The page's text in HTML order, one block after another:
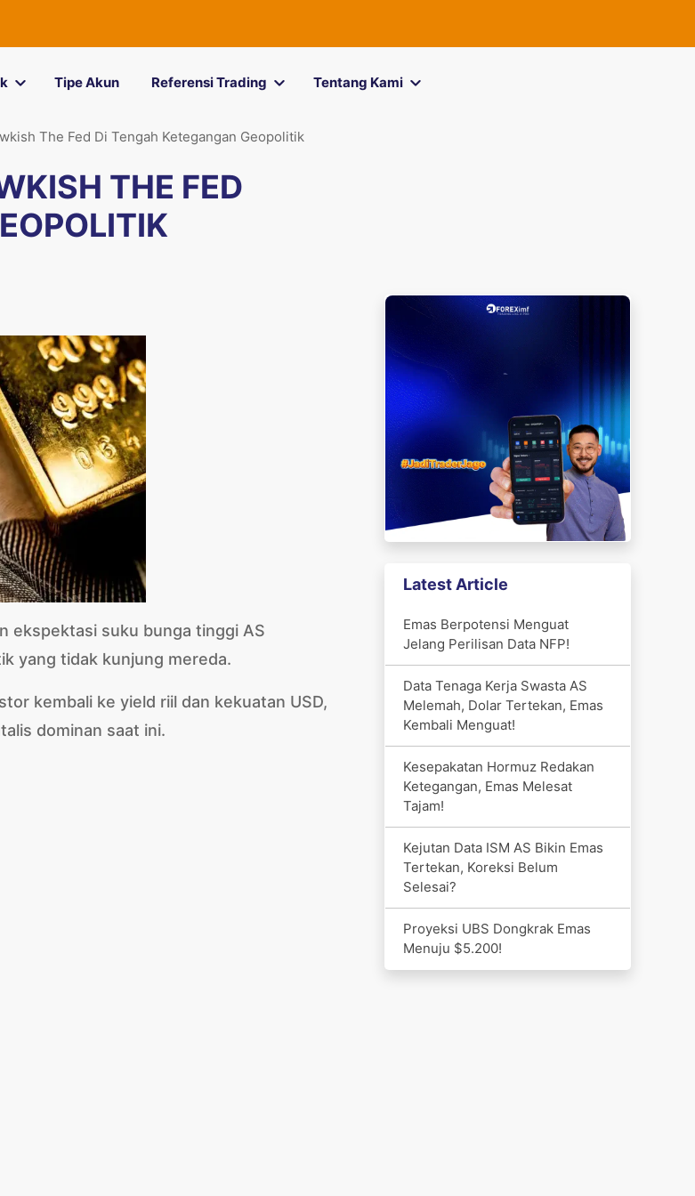
Tipe Akun Referensi Trading Tentang Kami
The Fed Di Tengah Ketegangan Geopolitik
THE FED
ekspektasi suku bunga tinggi AS
yang tidak kunjung mereda.
kembali ke yield riil dan kekuatan USD,
dominan saat ini.
Latest Article
Emas Berpotensi Menguat
Jelang Perilisan Data NFP!
Data Tenaga Kerja Swasta AS
Melemah, Dolar Tertekan, Emas
Kembali Menguat!
Kesepakatan Hormuz Redakan
Ketegangan, Emas Melesat
Tajam!
Kejutan Data ISM AS Bikin Emas
Tertekan, Koreksi Belum
Selesai?
Proyeksi UBS Dongkrak Emas
Menuju $5.200!